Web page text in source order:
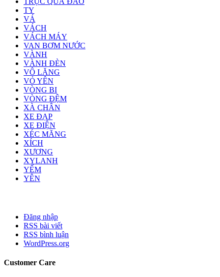
TY
VÁ
VÁCH
VÁCH MÁY
VAN BƠM NƯỚC
VÀNH
VÀNH ĐÈN
VÔ LĂNG
VỎ YÊN
VÒNG BI
VÒNG ĐỆM
XÀ CHÂN
XE ĐẠP
XE ĐIỆN
XÉC MĂNG
XÍCH
XƯƠNG
XYLANH
YẾM
YÊN
Đăng nhập
RSS bài viết
RSS bình luận
WordPress.org
Customer Care